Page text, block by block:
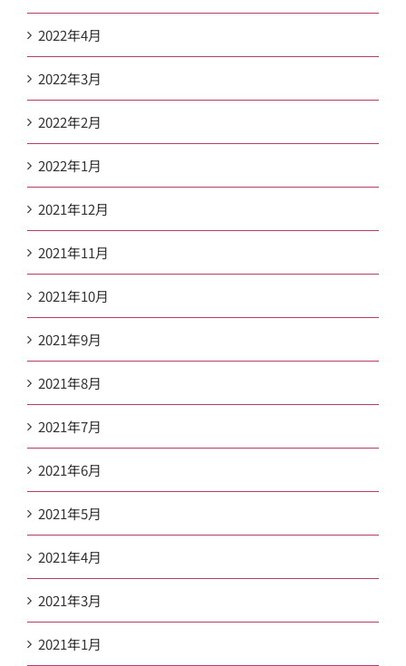
2022年4月
2022年3月
2022年2月
2022年1月
2021年12月
2021年11月
2021年10月
2021年9月
2021年8月
2021年7月
2021年6月
2021年5月
2021年4月
2021年3月
2021年1月